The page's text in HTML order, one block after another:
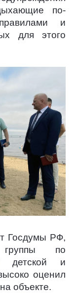
по-
и
для этого
Госдумы РФ,
группы по
детской и
оценил
объекте.